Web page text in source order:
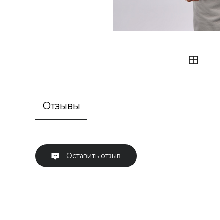
Отзывы
Оставить отзыв